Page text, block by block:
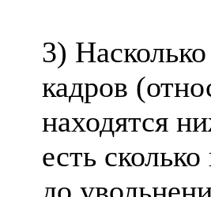
3)
кадров
находятся
есть